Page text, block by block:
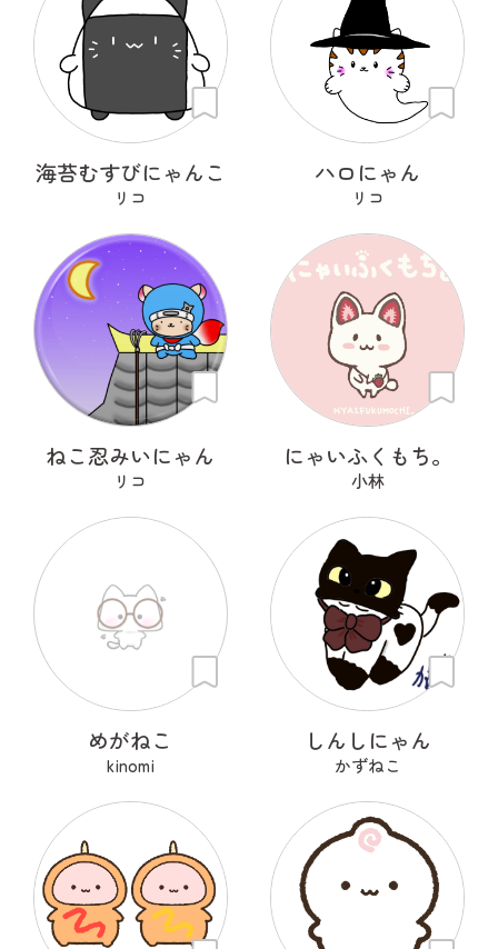
海苔むすびにゃんこ
リコ
ハロにゃん
リコ
ねこ忍みいにゃん
リコ
にゃいふくもち。
小林
めがねこ
kinomi
しんしにゃん
かずねこ